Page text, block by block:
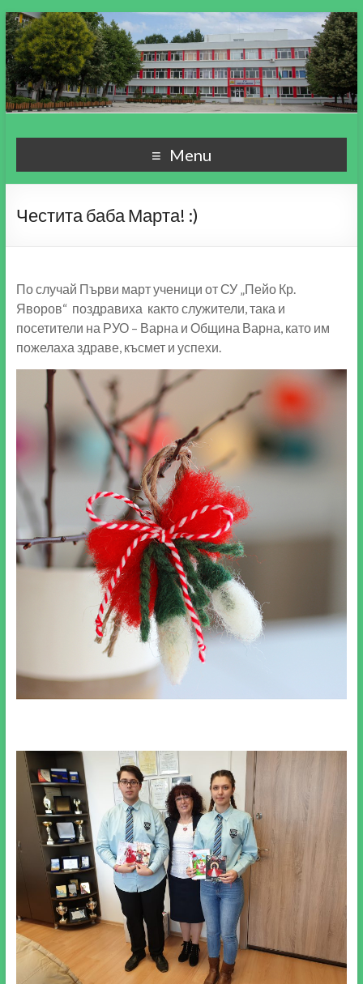
СУ "Пейо Кр. Яворов"
гр. Варна
Училище, мой свят чудесен!
Menu
Честита баба Марта! :)
По случай Първи март ученици от СУ „Пейо Кр.
Яворов“ поздравиха както служители, така и
посетители на РУО – Варна и Община Варна, като им
пожелаха здраве, късмет и успехи.